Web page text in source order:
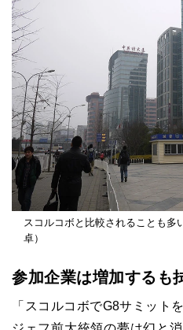
スコルコボと比較されることも多
卓）
参加企業は増加するも
「スコルコボでG8サミット